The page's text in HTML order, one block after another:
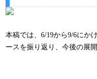
本稿では、6/19から9/6にか
ースを振り返り、今後の展